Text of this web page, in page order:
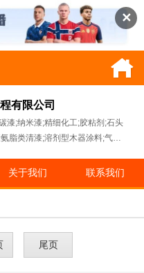
✕
有限公司
漆;纳米漆;精细化工;胶粘剂;石头
脂类清漆;溶剂型木器涂料;气雾
关于我们 联系我们
尾页